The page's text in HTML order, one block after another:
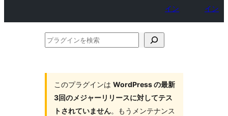
イン
イン
プ
このプラグインは WordPress の最新
3回のメジャーリリースに対してテス
トされていません。もうメンテナンス